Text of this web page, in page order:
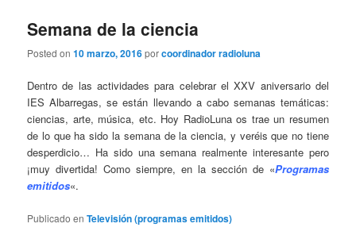
Semana de la ciencia
Posted on10 marzo, 2016porcoordinador radioluna
Dentro de las actividades para celebrar el XXV aniversario del
IES Albarregas, se están llevando a cabo semanas temáticas:
ciencias, arte, música, etc. Hoy RadioLuna os trae un resumen
de lo que ha sido la semana de la ciencia, y veréis que no tiene
desperdicio… Ha sido una semana realmente interesante pero
¡muy divertida! Como siempre, en la sección de «Programas
emitidos«.
Publicado en Televisión (programas emitidos)